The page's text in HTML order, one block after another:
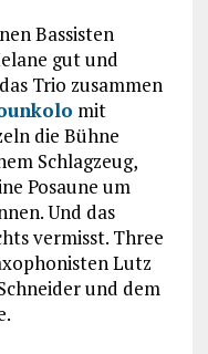
Bassisten
gut und
Trio zusammen
mit
die Bühne
Schlagzeug,
Posaune um
Und das
vermisst. Three
Lutz
und dem